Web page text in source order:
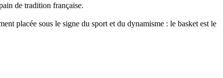
de tradition française.
placée sous le signe du sport et du dynamisme : le basket est le